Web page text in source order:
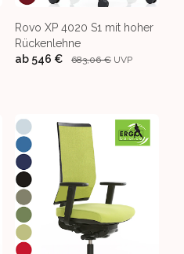
Rovo XP 4020 S1 mit hoher
Rückenlehne
ab 546 € 683,06 € UVP